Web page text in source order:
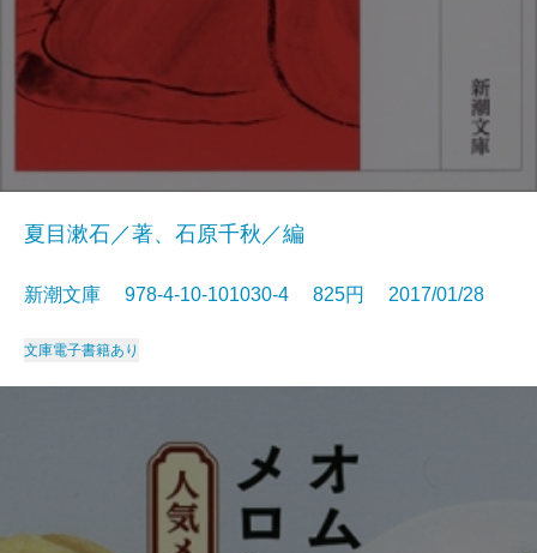
夏目漱石／著、石原千秋／編
新潮文庫 978-4-10-101030-4 825円 2017/01/28
文庫電子書籍あり